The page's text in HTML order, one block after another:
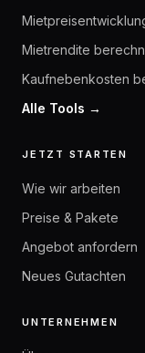
Mietrendite
Kaufnebenkosten
Alle Tools →
JETZT STARTEN
Wie wir arbeiten
Preise & Pakete
Angebot anfordern
Neues Gutachten
UNTERNEHMEN